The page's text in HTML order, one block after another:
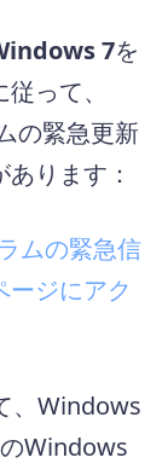
7を
って、
の緊急更新
ります：
ムの緊急信
ジにアク
、Windows
Windows